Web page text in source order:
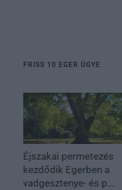
FRISS 10 EGER ÜGYE
Éjszakai permetezés
kezdődik Egerben a
vadgesztenye- és p...